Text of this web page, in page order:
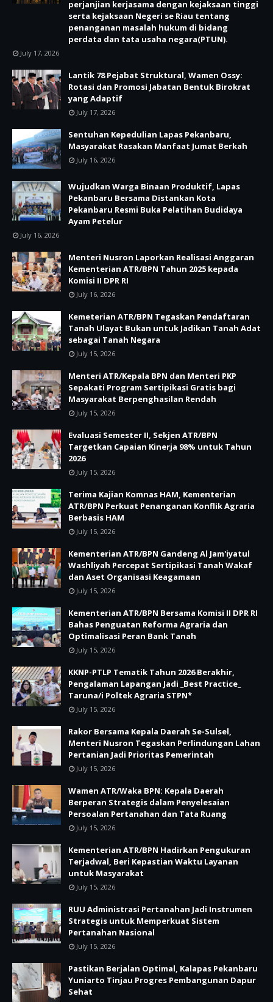
perjanjian kerjasama dengan kejaksaan tinggi
serta kejaksaan Negeri se Riau tentang
penanganan masalah hukum di bidang
perdata dan tata usaha negara(PTUN).
July 17, 2026
Lantik 78 Pejabat Struktural, Wamen Ossy:
Rotasi dan Promosi Jabatan Bentuk Birokrat
yang Adaptif
July 17, 2026
Sentuhan Kepedulian Lapas Pekanbaru,
Masyarakat Rasakan Manfaat Jumat Berkah
July 16, 2026
Wujudkan Warga Binaan Produktif, Lapas
Pekanbaru Bersama Distankan Kota
Pekanbaru Resmi Buka Pelatihan Budidaya
Ayam Petelur
July 16, 2026
Menteri Nusron Laporkan Realisasi Anggaran
Kementerian ATR/BPN Tahun 2025 kepada
Komisi II DPR RI
July 16, 2026
Kemeterian ATR/BPN Tegaskan Pendaftaran
Tanah Ulayat Bukan untuk Jadikan Tanah Adat
sebagai Tanah Negara
July 15, 2026
Menteri ATR/Kepala BPN dan Menteri PKP
Sepakati Program Sertipikasi Gratis bagi
Masyarakat Berpenghasilan Rendah
July 15, 2026
Evaluasi Semester II, Sekjen ATR/BPN
Targetkan Capaian Kinerja 98% untuk Tahun
2026
July 15, 2026
Terima Kajian Komnas HAM, Kementerian
ATR/BPN Perkuat Penanganan Konflik Agraria
Berbasis HAM
July 15, 2026
Kementerian ATR/BPN Gandeng Al Jam'iyatul
Washliyah Percepat Sertipikasi Tanah Wakaf
dan Aset Organisasi Keagamaan
July 15, 2026
Kementerian ATR/BPN Bersama Komisi II DPR RI
Bahas Penguatan Reforma Agraria dan
Optimalisasi Peran Bank Tanah
July 15, 2026
KKNP-PTLP Tematik Tahun 2026 Berakhir,
Pengalaman Lapangan Jadi _Best Practice_
Taruna/i Poltek Agraria STPN*
July 15, 2026
Rakor Bersama Kepala Daerah Se-Sulsel,
Menteri Nusron Tegaskan Perlindungan Lahan
Pertanian Jadi Prioritas Pemerintah
July 15, 2026
Wamen ATR/Waka BPN: Kepala Daerah
Berperan Strategis dalam Penyelesaian
Persoalan Pertanahan dan Tata Ruang
July 15, 2026
Kementerian ATR/BPN Hadirkan Pengukuran
Terjadwal, Beri Kepastian Waktu Layanan
untuk Masyarakat
July 15, 2026
RUU Administrasi Pertanahan Jadi Instrumen
Strategis untuk Memperkuat Sistem
Pertanahan Nasional
July 15, 2026
Pastikan Berjalan Optimal, Kalapas Pekanbaru
Yuniarto Tinjau Progres Pembangunan Dapur
Sehat